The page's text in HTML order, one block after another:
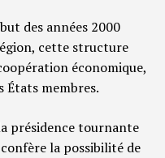
des années 2000
cette structure
économique,
États membres.
présidence tournante
la possibilité de